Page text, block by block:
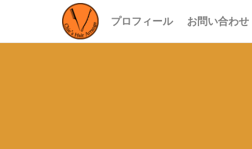
プロフィール お問い合わせ